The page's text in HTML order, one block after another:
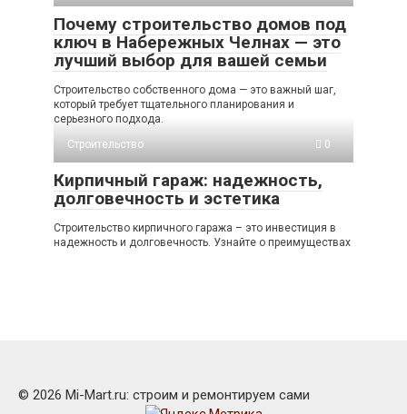
Почему строительство домов под
ключ в Набережных Челнах — это
лучший выбор для вашей семьи
Строительство собственного дома — это важный шаг,
который требует тщательного планирования и
серьезного подхода.
Строительство
0
Кирпичный гараж: надежность,
долговечность и эстетика
Строительство кирпичного гаража – это инвестиция в
надежность и долговечность. Узнайте о преимуществах
© 2026 Mi-Mart.ru: строим и ремонтируем сами